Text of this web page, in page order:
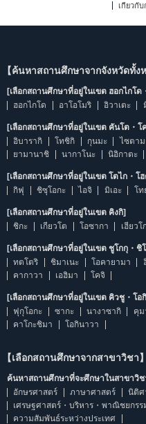
เกี่ยวกั
【ค้นหาสถานศึกษาจากจังหวัดทั้ง
[เลือกสถานศึกษาที่อยู่ในเขต ฮอกไกโด
ฮอกไกโด
อาโอโมริ อิวาเตะ
[เลือกสถานศึกษาที่อยู่ในเขต คันโต・โ
อิบารากิ
โทชิกิ กุนมะ ไซตาม
ยามานาชิ
นากาโนะ นิอิกาตะ
[เลือกสถานศึกษาที่อยู่ในเขต โตไก・โ
กิฟุ
ชิซุโอกะ ไอจิ มิเอะ โท
[เลือกสถานศึกษาที่อยู่ในเขต คิงกิ]
ชิกะ
เกียวโต โอซากา เฮียวโ
[เลือกสถานศึกษาที่อยู่ในเขต ชูโกกุ・ชิ
ทตโตริ
ชิมาเนะ โอคายามา
คากาวา
เอฮิมา โคจิ
[เลือกสถานศึกษาที่อยู่ในเขต คิวชู・โอ
ฟุกุโอกะ
ซากะ นางาซากิ คุม
คาโกะชิมา
โอกินาวา
【เลือกสถานศึกษาจากสาขาวิชา】
ค้นหาสถานศึกษาที่จะศึกษาในสาขาวิ
อักษรศาสตร์
ภาษาศาสตร์
นิติศ
เศรษฐศาสตร์・บริหาร・พาณิชยกร
ความสัมพันธ์ระหว่างประเทศ